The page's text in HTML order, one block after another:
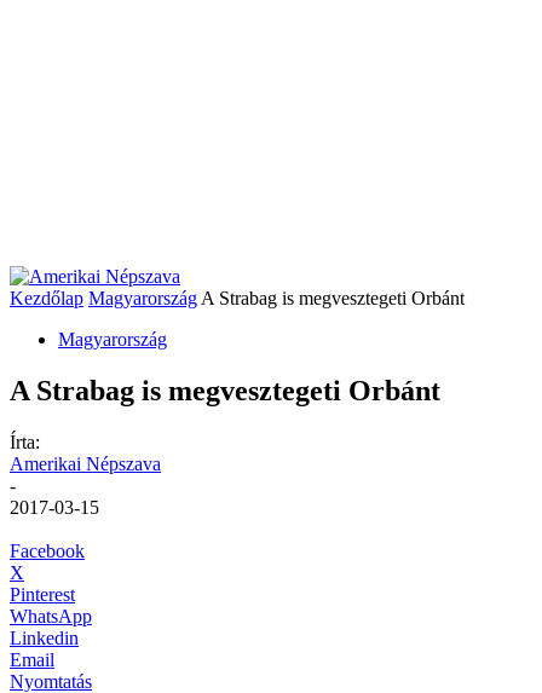
Kezdőlap Magyarország A Strabag is megvesztegeti Orbánt
Magyarország
A Strabag is megvesztegeti Orbánt
Írta:
Amerikai Népszava
-
2017-03-15
Facebook
X
Pinterest
WhatsApp
Linkedin
Email
Nyomtatás